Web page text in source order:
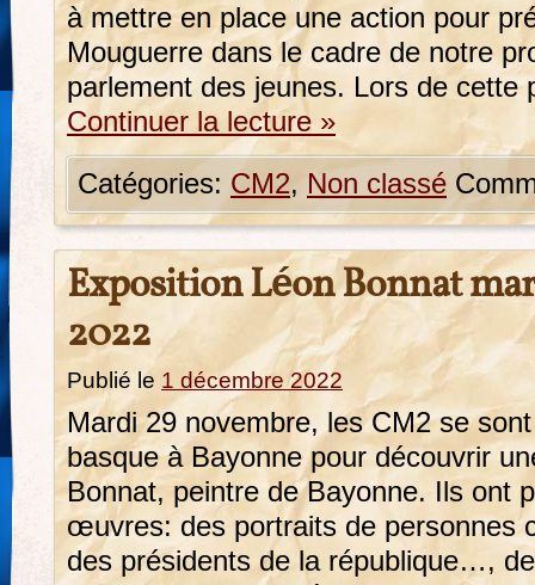
à mettre en place une action pour
Mouguerre dans le cadre de notre
parlement des jeunes. Lors de
Continuer la lecture »
Catégories: CM2, Non classé
Exposition Léon Bonnat
2022
Publié le 1 décembre 2022
Mardi 29 novembre, les CM2 se
basque à Bayonne pour découvrir
Bonnat, peintre de Bayonne. Ils ont
œuvres: des portraits de personnes
des présidents de la république…,